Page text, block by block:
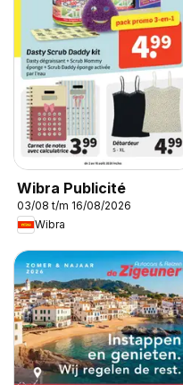
Wibra Publicité
03/08 t/m 16/08/2026
Wibra